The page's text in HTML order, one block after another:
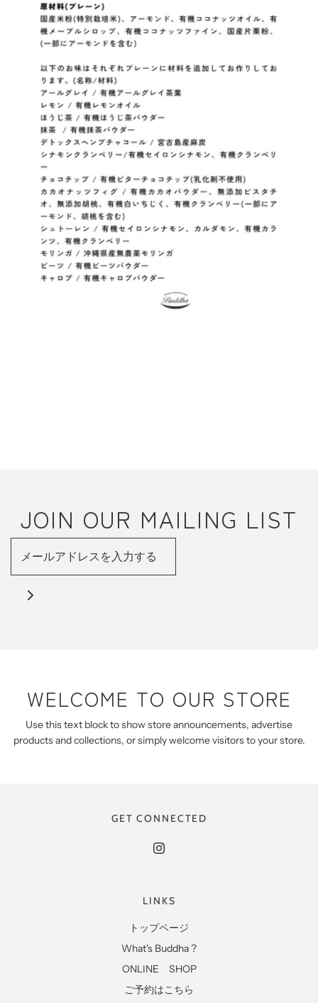
JOIN OUR MAILING LIST
WELCOME TO OUR STORE
Use this text block to show store announcements, advertise
products and collections, or simply welcome visitors to your store.
GET CONNECTED
LINKS
トップページ
What's Buddha ?
ONLINE SHOP
ご予約はこちら